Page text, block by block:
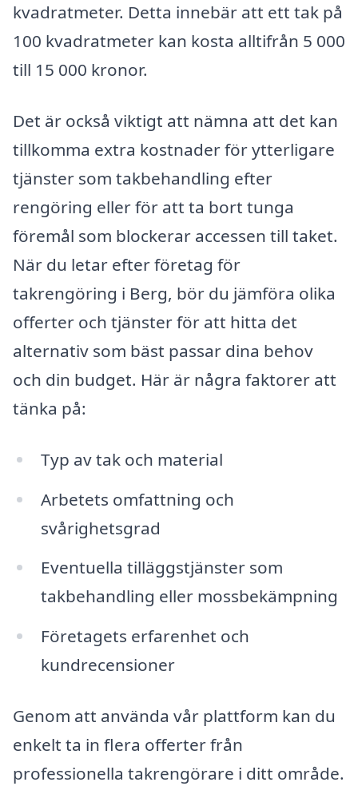
kvadratmeter. Detta innebär att ett tak på
100 kvadratmeter kan kosta alltifrån 5 000
till 15 000 kronor.
Det är också viktigt att nämna att det kan
tillkomma extra kostnader för ytterligare
tjänster som takbehandling efter
rengöring eller för att ta bort tunga
föremål som blockerar accessen till taket.
När du letar efter företag för
takrengöring i Berg, bör du jämföra olika
offerter och tjänster för att hitta det
alternativ som bäst passar dina behov
och din budget. Här är några faktorer att
tänka på:
Typ av tak och material
Arbetets omfattning och
svårighetsgrad
Eventuella tilläggstjänster som
takbehandling eller mossbekämpning
Företagets erfarenhet och
kundrecensioner
Genom att använda vår plattform kan du
enkelt ta in flera offerter från
professionella takrengörare i ditt område.